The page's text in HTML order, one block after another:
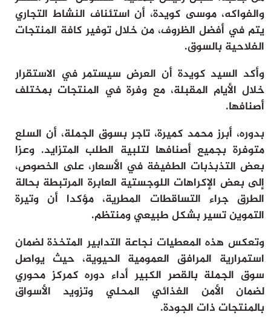
والفواكه، موسى كويدة، أن استئناف النشاط التجاري
يتم في أفضل الظروف، من خلال توفير كافة المنتجات
الفلاحية بالسوق.
وأكد السيد كويدة أن العرض سيستمر في الاستقرار
خلال الأيام المقبلة، مع وفرة في المنتجات بمختلف
أصنافها.
بدوره، أبرز محمد كميرة، تاجر بسوق الجملة، أن السلع
متوفرة بجميع أصنافها لتلبية الطلب المتزايد. وعزا
بعض التذبذبات الطفيفة في الأسعار، على الخصوص،
إلى بعض الإكراهات اللوجستية العابرة المرتبطة بحالة
الطرق جراء التساقطات المطرية، مؤكدا أن وتيرة
التموين تسير بشكل طبيعي ومنتظم.
وتعكس هذه المعطيات نجاعة التدابير المتخذة لضمان
استمرارية المرافق العمومية الحيوية، حيث يواصل
سوق الجملة بالقصر الكبير أداء دوره كمركز محوري
لضمان الأمن الغذائي المحلي وتزويد الأسواق
بالمنتجات ذات الجودة.